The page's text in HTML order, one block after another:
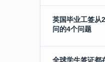
英国毕业工签从
问的4个问题
全球学生签证都